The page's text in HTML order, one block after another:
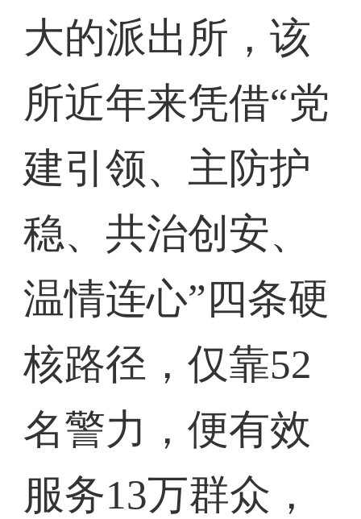
大的派出所，该
所近年来凭借“党
建引领、主防护
稳、共治创安、
温情连心”四条硬
核路径，仅靠52
名警力，便有效
服务13万群众，